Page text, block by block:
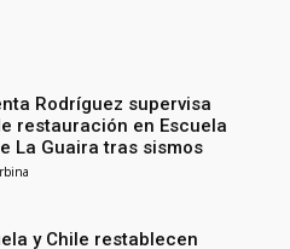
Rodríguez supervisa
restauración en Escuela
La Guaira tras sismos
y Chile restablecen